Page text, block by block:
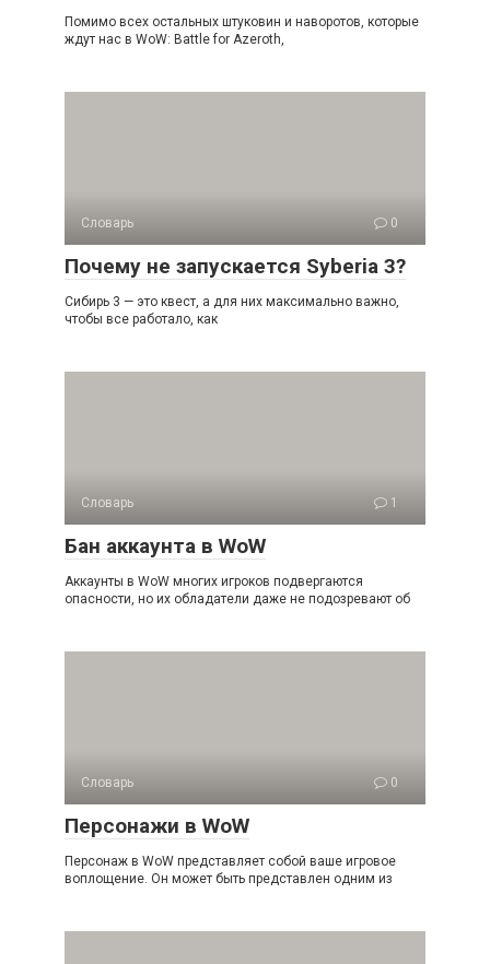
Помимо всех остальных штуковин и наворотов, которые
ждут нас в WoW: Battle for Azeroth,
Словарь 0
Почему не запускается Syberia 3?
Сибирь 3 — это квест, а для них максимально важно,
чтобы все работало, как
Словарь 1
Бан аккаунта в WoW
Аккаунты в WoW многих игроков подвергаются
опасности, но их обладатели даже не подозревают об
Словарь 0
Персонажи в WoW
Персонаж в WoW представляет собой ваше игровое
воплощение. Он может быть представлен одним из